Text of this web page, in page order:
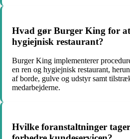
Hvad gør Burger King for
hygiejnisk restaurant?
Burger King implementerer
en ren og hygiejnisk restaurant,
af borde, gulve og udstyr samt
medarbejderne.
Hvilke foranstaltninger